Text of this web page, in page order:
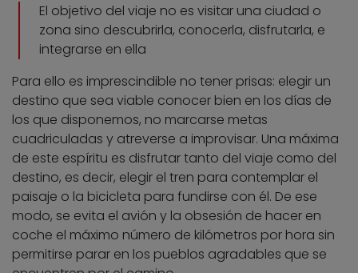
El objetivo del viaje no es visitar una ciudad o
zona sino descubrirla, conocerla, disfrutarla, e
integrarse en ella
Para ello es imprescindible no tener prisas: elegir un
destino que sea viable conocer bien en los días de
los que disponemos, no marcarse metas
cuadriculadas y atreverse a improvisar. Una máxima
de este espíritu es disfrutar tanto del viaje como del
destino, es decir, elegir el tren para contemplar el
paisaje o la bicicleta para fundirse con él. De ese
modo, se evita el avión y la obsesión de hacer en
coche el máximo número de kilómetros por hora sin
permitirse parar en los pueblos agradables que se